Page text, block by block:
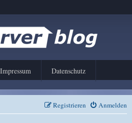
Impressum Datenschutz
Anmelden
Registrieren